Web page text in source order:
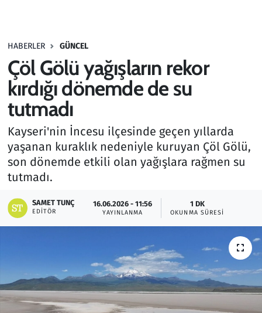
HABERLER GÜNCEL
Çöl Gölü yağışların rekor
kırdığı dönemde de su
tutmadı
Kayseri'nin İncesu ilçesinde geçen yıllarda
yaşanan kuraklık nedeniyle kuruyan Çöl Gölü,
son dönemde etkili olan yağışlara rağmen su
tutmadı.
SAMET TUNÇ
EDITÖR
16.06.2026 - 11:56
YAYINLANMA
1 DK
OKUNMA SÜRESI
Haber
Kültür Sanat
Kurumsal Haberler
Lezzet Durağı
Memur ve Kamu
Otomobil
Oyun
Resmi İlanlar